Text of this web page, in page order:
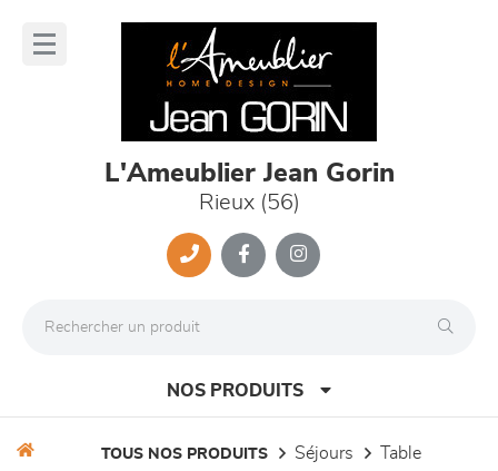
L'Ameublier Jean Gorin
Rieux (56)
NOS PRODUITS
TOUS NOS PRODUITS séjours
table